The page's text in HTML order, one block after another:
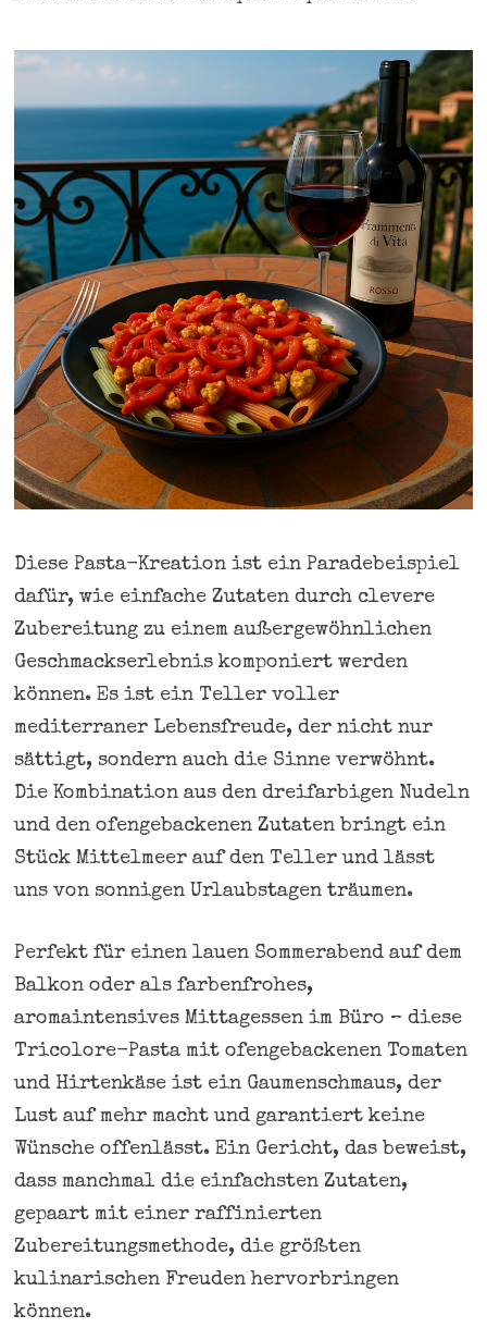
Diese Pasta-Kreation ist ein Paradebeispiel
dafür, wie einfache Zutaten durch clevere
Zubereitung zu einem außergewöhnlichen
Geschmackserlebnis komponiert werden
können. Es ist ein Teller voller
mediterraner Lebensfreude, der nicht nur
sättigt, sondern auch die Sinne verwöhnt.
Die Kombination aus den dreifarbigen Nudeln
und den ofengebackenen Zutaten bringt ein
Stück Mittelmeer auf den Teller und lässt
uns von sonnigen Urlaubstagen träumen.
Perfekt für einen lauen Sommerabend auf dem
Balkon oder als farbenfrohes,
aromaintensives Mittagessen im Büro – diese
Tricolore-Pasta mit ofengebackenen Tomaten
und Hirtenkäse ist ein Gaumenschmaus, der
Lust auf mehr macht und garantiert keine
Wünsche offenlässt. Ein Gericht, das beweist,
dass manchmal die einfachsten Zutaten,
gepaart mit einer raffinierten
Zubereitungsmethode, die größten
kulinarischen Freuden hervorbringen
können.